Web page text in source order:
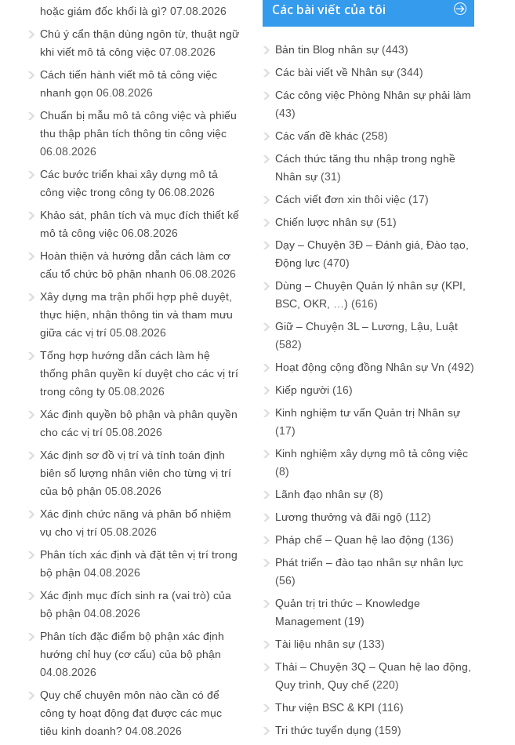
hoặc giám đốc khối là gì? 07.08.2026
Chú ý cẩn thận dùng ngôn từ, thuật ngữ
khi viết mô tả công việc 07.08.2026
Cách tiến hành viết mô tả công việc
nhanh gọn 06.08.2026
Chuẩn bị mẫu mô tả công việc và phiếu
thu thập phân tích thông tin công việc
06.08.2026
Các bước triển khai xây dựng mô tả
công việc trong công ty 06.08.2026
Khảo sát, phân tích và mục đích thiết kế
mô tả công việc 06.08.2026
Hoàn thiện và hướng dẫn cách làm cơ
cấu tổ chức bộ phận nhanh 06.08.2026
Xây dựng ma trận phối hợp phê duyệt,
thực hiện, nhận thông tin và tham mưu
giữa các vị trí 05.08.2026
Tổng hợp hướng dẫn cách làm hệ
thống phân quyền kí duyệt cho các vị trí
trong công ty 05.08.2026
Xác định quyền bộ phận và phân quyền
cho các vị trí 05.08.2026
Xác định sơ đồ vị trí và tính toán định
biên số lượng nhân viên cho từng vị trí
của bộ phận 05.08.2026
Xác định chức năng và phân bổ nhiệm
vụ cho vị trí 05.08.2026
Phân tích xác định và đặt tên vị trí trong
bộ phận 04.08.2026
Xác định mục đích sinh ra (vai trò) của
bộ phận 04.08.2026
Phân tích đặc điểm bộ phận xác định
hướng chỉ huy (cơ cấu) của bộ phận
04.08.2026
Quy chế chuyên môn nào cần có để
công ty hoạt động đạt được các mục
tiêu kinh doanh? 04.08.2026
Các bài viết của tôi
Bản tin Blog nhân sự (443)
Các bài viết về Nhân sự (344)
Các công việc Phòng Nhân sự phải làm
(43)
Các vấn đề khác (258)
Cách thức tăng thu nhập trong nghề
Nhân sự (31)
Cách viết đơn xin thôi việc (17)
Chiến lược nhân sự (51)
Dạy – Chuyện 3Đ – Đánh giá, Đào tạo,
Động lực (470)
Dùng – Chuyện Quản lý nhân sự (KPI,
BSC, OKR, …) (616)
Giữ – Chuyện 3L – Lương, Lậu, Luật
(582)
Hoạt động cộng đồng Nhân sự Vn (492)
Kiếp người (16)
Kinh nghiệm tư vấn Quản trị Nhân sự
(17)
Kinh nghiệm xây dựng mô tả công việc
(8)
Lãnh đạo nhân sự (8)
Lương thưởng và đãi ngộ (112)
Pháp chế – Quan hệ lao động (136)
Phát triển – đào tạo nhân sự nhân lực
(56)
Quản trị tri thức – Knowledge
Management (19)
Tài liệu nhân sự (133)
Thải – Chuyện 3Q – Quan hệ lao động,
Quy trình, Quy chế (220)
Thư viện BSC & KPI (116)
Tri thức tuyển dụng (159)